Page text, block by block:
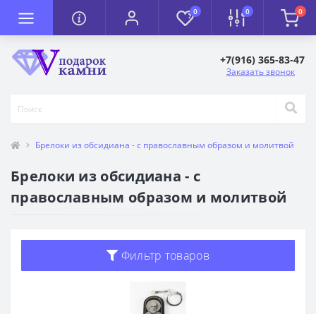
0 0 0
+7(916) 365-83-47
Заказать звонок
Брелоки из обсидиана - с православным образом и молитвой
Брелоки из обсидиана - с
православным образом и молитвой
Фильтр товаров